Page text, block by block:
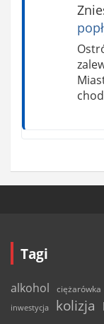
Tagi
alkohol ciężarówka
inwestycja
kolizja